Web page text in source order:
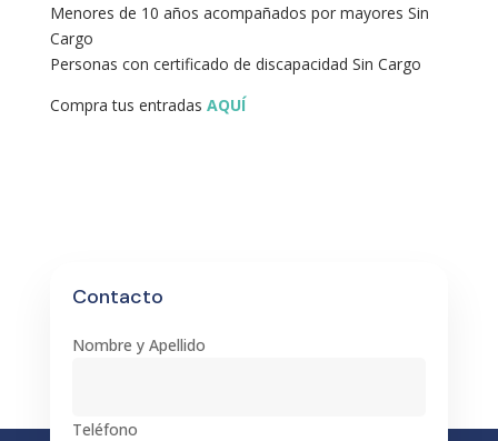
Menores de 10 años acompañados por mayores Sin
Cargo
Personas con certificado de discapacidad Sin Cargo
Compra tus entradas AQUÍ
Contacto
Nombre y Apellido
Teléfono